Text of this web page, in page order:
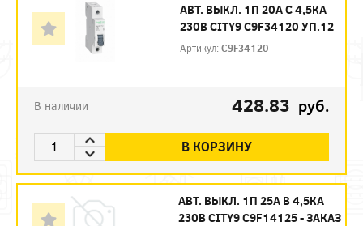
АВТ. ВЫКЛ. 1П 20А С 4,5КА
230В CITY9 C9F34120 УП.12
Артикул:C9F34120
В наличии 428.83 руб.
В КОРЗИНУ
АВТ. ВЫКЛ. 1П 25А B 4,5КА
230В CITY9 C9F14125 - ЗАКАЗ